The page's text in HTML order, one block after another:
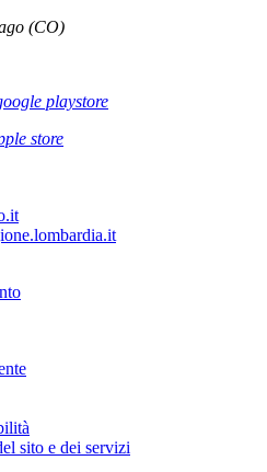
(CO)
playstore
store
sito e dei servizi